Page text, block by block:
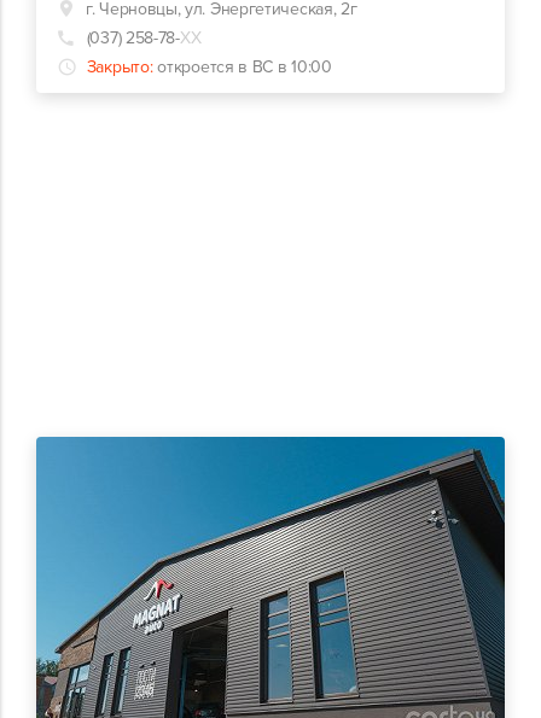
г. Черновцы, ул. Энергетическая, 2г
(037) 258-78-ХХ
Закрыто: откроется в ВС в 10:00